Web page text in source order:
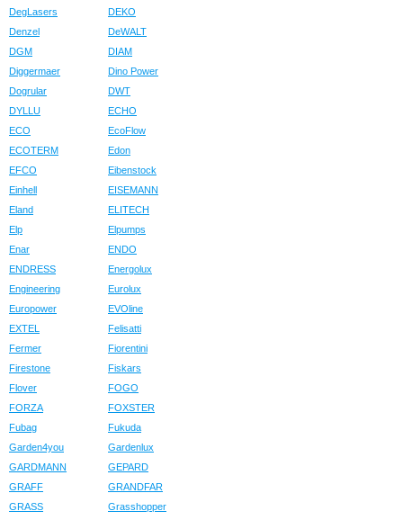
DegLasers
DEKO
Denzel
DeWALT
DGM
DIAM
Diggermaer
Dino Power
Dogrular
DWT
DYLLU
ECHO
ECO
EcoFlow
ECOTERM
Edon
EFCO
Eibenstock
Einhell
EISEMANN
Eland
ELITECH
Elp
Elpumps
Enar
ENDO
ENDRESS
Energolux
Engineering
Eurolux
Europower
EVOline
EXTEL
Felisatti
Fermer
Fiorentini
Firestone
Fiskars
Flover
FOGO
FORZA
FOXSTER
Fubag
Fukuda
Garden4you
Gardenlux
GARDMANN
GEPARD
GRAFF
GRANDFAR
GRASS
Grasshopper